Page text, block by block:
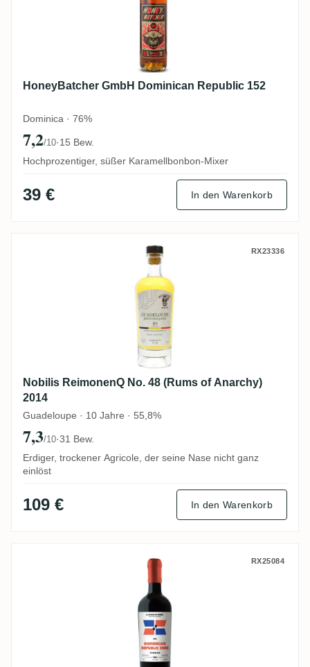
HoneyBatcher GmbH Dominican Republic 152
Dominica · 76%
7,2/10·15 Bew.
Hochprozentiger, süßer Karamellbonbon-Mixer
39 € In den Warenkorb
Nobilis ReimonenQ No. 48 (Rums ofRX23336
Nobilis ReimonenQ No. 48 (Rums of Anarchy)
2014
Guadeloupe · 10 Jahre · 55,8%
7,3/10·31 Bew.
Erdiger, trockener Agricole, der seine Nase nicht ganz
einlöst
109 € In den Warenkorb
La Maison Du Whisky Rum Dominican
RX25084